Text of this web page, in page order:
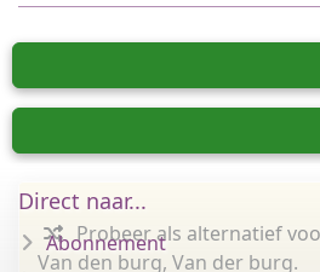
Probeer als alternatief
Van den burg, Van der burg.
Direct naar...
Abonnement